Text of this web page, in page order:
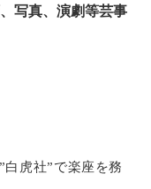
写真、演劇等芸事
虎社”で楽座を務